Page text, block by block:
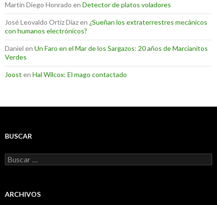
Martin Diego Honrado en Detector de platos voladores
José Leovaldo Ortiz Díazen ¿Sueñan los extraterrestres mecánicos
con humanos electrónicos?
Daniel en Un Faro en el Mar de los Sargazos: 20 años de Marcianitos
Verdes
Joost en Hal Wilcox: El mago contactado
BUSCAR
Buscar:
ARCHIVOS